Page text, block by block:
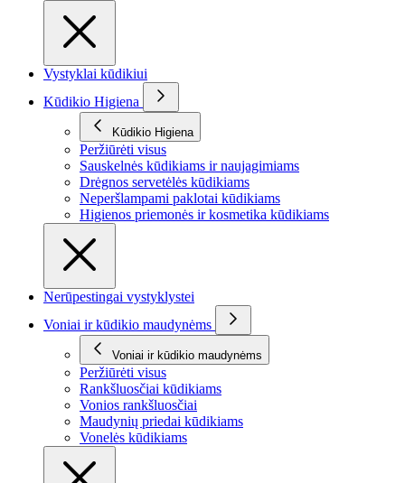
Vystyklai kūdikiui
Kūdikio Higiena
Kūdikio Higiena
Peržiūrėti visus
Sauskelnės kūdikiams ir naujagimiams
Drėgnos servetėlės kūdikiams
Neperšlampami paklotai kūdikiams
Higienos priemonės ir kosmetika kūdikiams
Nerūpestingai vystyklystei
Voniai ir kūdikio maudynėms
Voniai ir kūdikio maudynėms
Peržiūrėti visus
Rankšluosčiai kūdikiams
Vonios rankšluosčiai
Maudynių priedai kūdikiams
Vonelės kūdikiams